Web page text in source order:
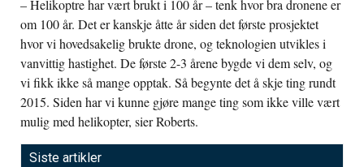
– Helikoptre har vært brukt i 100 år – tenk hvor bra dronene er
om 100 år. Det er kanskje åtte år siden det første prosjektet
hvor vi hovedsakelig brukte drone, og teknologien utvikles i
vanvittig hastighet. De første 2-3 årene bygde vi dem selv, og
vi fikk ikke så mange opptak. Så begynte det å skje ting rundt
2015. Siden har vi kunne gjøre mange ting som ikke ville vært
mulig med helikopter, sier Roberts.
Siste artikler